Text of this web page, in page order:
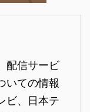
配信サービ
いての情報
ビ、日本テ